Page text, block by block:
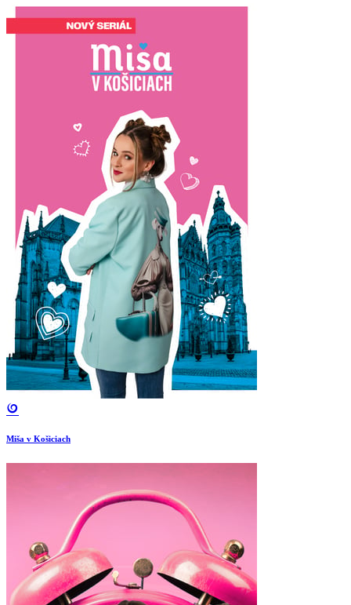
Miša v Košiciach